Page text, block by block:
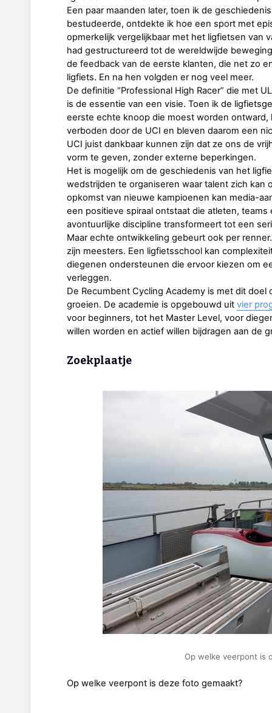
Een paar maanden later, toen ik de
bestudeerde, ontdekte ik hoe een sport met
opmerkelijk vergelijkbaar met het ligfietsen van
had gestructureerd tot de wereldwijde
de feedback van de eerste klanten, die net zo
ligfiets. En na hen volgden er nog veel meer.
De definitie “Professional High Racer” die met
is de essentie van een visie. Toen ik de
eerste echte knoop die moest worden
verboden door de UCI en bleven daarom een
UCI juist dankbaar kunnen zijn dat ze ons de
vorm te geven, zonder externe beperkingen.
Het is mogelijk om de geschiedenis van het
wedstrijden te organiseren waar talent zich kan
opkomst van nieuwe kampioenen kan media-
een positieve spiraal ontstaat die atleten,
avontuurlijke discipline transformeert tot een
Maar echte ontwikkeling gebeurt ook per
zijn meesters. Een ligfietsschool kan
diegenen ondersteunen die ervoor kiezen om
verleggen.
De Recumbent Cycling Academy is met dit
groeien. De academie is opgebouwd uit vier
voor beginners, tot het Master Level, voor
willen worden en actief willen bijdragen aan de
Zoekplaatje
Op welke veerpont is
Op welke veerpont is deze foto gemaakt?